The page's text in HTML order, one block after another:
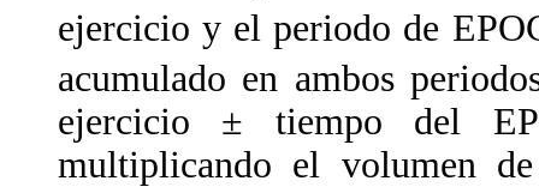
ejercicio y el periodo de
acumulado en ambos
ejercicio ± tiempo del
multiplicando el volumen